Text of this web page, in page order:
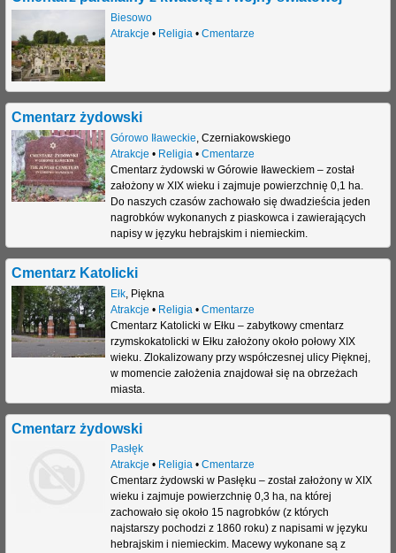
Biesowo
Atrakcje • Religia • Cmentarze
Cmentarz żydowski
Górowo Iławeckie Czerniakowskiego
Atrakcje • Religia • Cmentarze
Cmentarz żydowski w Górowie Iławeckiem – został
założony w XIX wieku i zajmuje powierzchnię 0,1 ha.
Do naszych czasów zachowało się dwadzieścia jeden
nagrobków wykonanych z piaskowca i zawierających
napisy w języku hebrajskim i niemieckim.
Cmentarz Katolicki
Ełk, Piękna
Atrakcje • Religia • Cmentarze
Cmentarz Katolicki w Ełku – zabytkowy cmentarz
rzymskokatolicki w Ełku założony około połowy XIX
wieku. Zlokalizowany przy współczesnej ulicy Pięknej,
w momencie założenia znajdował się na obrzeżach
miasta.
Cmentarz żydowski
Pasłęk
Atrakcje • Religia• Cmentarze
Cmentarz żydowski w Pasłęku – został założony w XIX
wieku i zajmuje powierzchnię 0,3 ha, na której
zachowało się około 15 nagrobków (z których
najstarszy pochodzi z 1860 roku) z napisami w języku
hebrajskim i niemieckim. Macewy wykonane są z